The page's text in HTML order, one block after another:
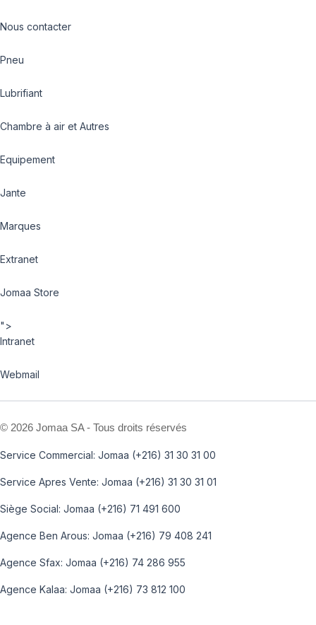
Nous contacter
Pneu
Lubrifiant
Chambre à air et Autres
Equipement
Jante
Marques
Extranet
Jomaa Store
">
Intranet
Webmail
© 2026 Jomaa SA - Tous droits réservés
Service Commercial: Jomaa (+216) 31 30 31 00
Service Apres Vente: Jomaa (+216) 31 30 31 01
Siège Social: Jomaa (+216) 71 491 600
Agence Ben Arous: Jomaa (+216) 79 408 241
Agence Sfax: Jomaa (+216) 74 286 955
Agence Kalaa: Jomaa (+216) 73 812 100